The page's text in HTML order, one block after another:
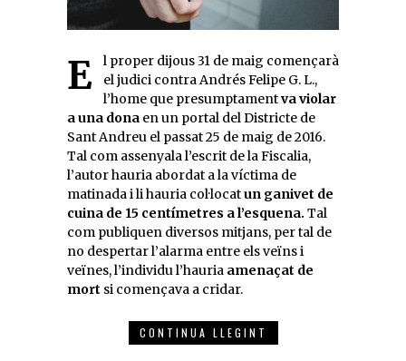
El proper dijous 31 de maig començarà
el judici contra Andrés Felipe G. L.,
l’home que presumptamentva violar
a una dona en un portal del Districte de
Sant Andreu el passat 25 de maig de 2016.
Tal com assenyala l’escrit de la Fiscalia,
l’autor hauria abordat a la víctima de
matinada i li hauria col·locatun ganivet de
cuina de 15 centímetres a l’esquena. Tal
com publiquen diversos mitjans, per tal de
no despertar l’alarma entre els veïns i
veïnes, l’individu l’hauria amenaçat de
mort si començava a cridar.
CONTINUA LLEGINT